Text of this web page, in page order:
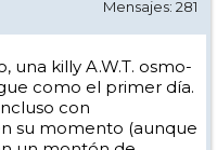
Mensajes: 281
una killy A.W.T. osmo-
como el primer día.
con
su momento (aunque